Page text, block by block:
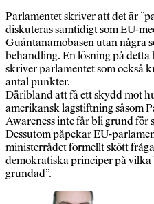
Parlamentet skriver att det är
diskuteras samtidigt som EU-
Guántanamobasen utan några
behandling. En lösning på
skriver parlamentet som också
antal punkter.
Däribland att få ett skydd mot
amerikansk lagstiftning såsom
Awareness inte får bli grund för
Dessutom påpekar EU-
ministerrådet formellt skött
demokratiska principer på
grundad”.